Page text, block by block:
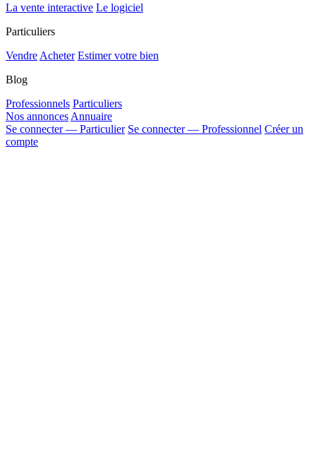
La vente interactive Le logiciel
Particuliers
Vendre Acheter Estimer votre bien
Blog
Professionnels Particuliers
Nos annonces Annuaire
Se connecter — Particulier Se connecter — Professionnel Créer un
compte